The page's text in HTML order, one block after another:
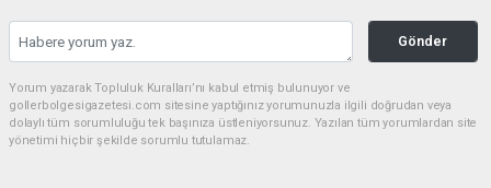
Gönder
Yorum yazarak Topluluk Kuralları’nı kabul etmiş bulunuyor ve
gollerbolgesigazetesi.com sitesine yaptığınız yorumunuzla ilgili doğrudan veya
dolaylı tüm sorumluluğu tek başınıza üstleniyorsunuz. Yazılan tüm yorumlardan site
yönetimi hiçbir şekilde sorumlu tutulamaz.